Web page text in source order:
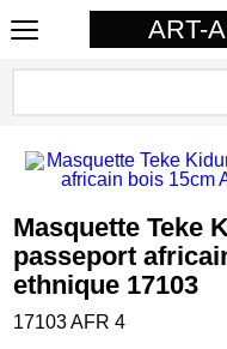
ART-
Masquette Teke
passeport
ethnique 17103
17103 AFR 4